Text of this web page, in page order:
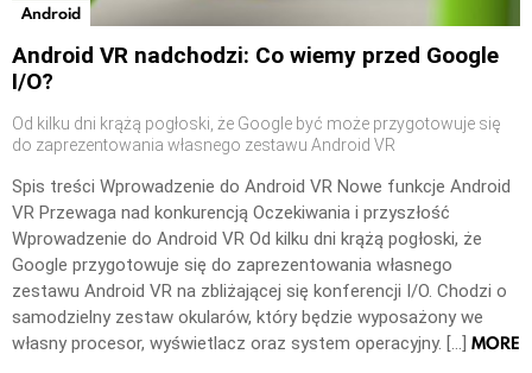
Android
Android VR nadchodzi: Co wiemy przed Google
I/O?
Od kilku dni krążą pogłoski, że Google być może przygotowuje się
do zaprezentowania własnego zestawu Android VR
Spis treści Wprowadzenie do Android VR Nowe funkcje Android
VR Przewaga nad konkurencją Oczekiwania i przyszłość
Wprowadzenie do Android VR Od kilku dni krążą pogłoski, że
Google przygotowuje się do zaprezentowania własnego
zestawu Android VR na zbliżającej się konferencji I/O. Chodzi o
samodzielny zestaw okularów, który będzie wyposażony we
własny procesor, wyświetlacz oraz system operacyjny. […] MORE